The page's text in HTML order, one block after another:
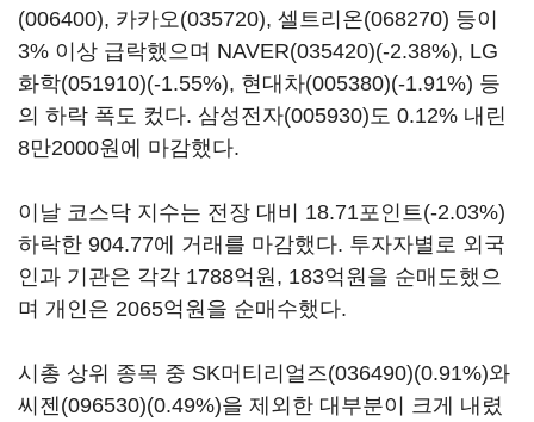
(006400), 카카오(035720), 셀트리온(068270) 등이
3% 이상 급락했으며 NAVER(035420)(-2.38%), LG
화학(051910)(-1.55%), 현대차(005380)(-1.91%) 등
의 하락 폭도 컸다. 삼성전자(005930)도 0.12% 내린
8만2000원에 마감했다.
이날 코스닥 지수는 전장 대비 18.71포인트(-2.03%)
하락한 904.77에 거래를 마감했다. 투자자별로 외국
인과 기관은 각각 1788억원, 183억원을 순매도했으
며 개인은 2065억원을 순매수했다.
시총 상위 종목 중 SK머티리얼즈(036490)(0.91%)와
씨젠(096530)(0.49%)을 제외한 대부분이 크게 내렸